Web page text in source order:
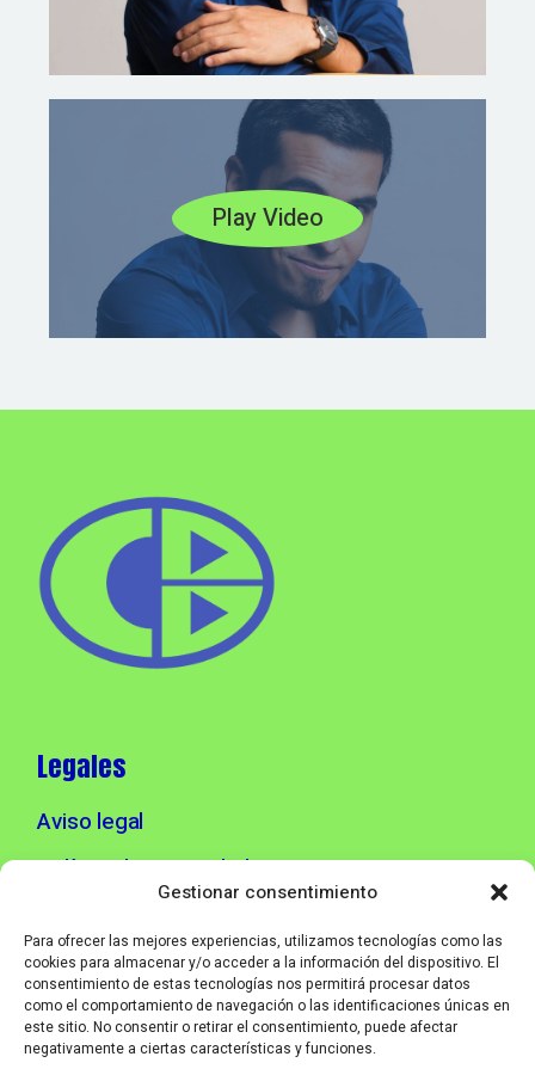
Gestionar consentimiento
Para ofrecer las mejores experiencias, utilizamos tecnologías como las
cookies para almacenar y/o acceder a la información del dispositivo. El
consentimiento de estas tecnologías nos permitirá procesar datos
como el comportamiento de navegación o las identificaciones únicas en
este sitio. No consentir o retirar el consentimiento, puede afectar
negativamente a ciertas características y funciones.
Play Video
Legales
Aviso legal
Política de privacidad
Info contacto
info@corebmusic.es